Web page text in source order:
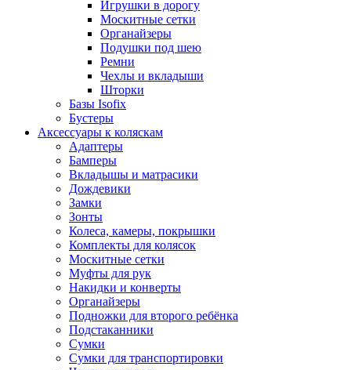
Игрушки в дорогу
Москитные сетки
Органайзеры
Подушки под шею
Ремни
Чехлы и вкладыши
Шторки
Базы Isofix
Бустеры
Аксессуары к коляскам
Адаптеры
Бамперы
Вкладышы и матрасики
Дождевики
Замки
Зонты
Колеса, камеры, покрышки
Комплекты для колясок
Москитные сетки
Муфты для рук
Накидки и конверты
Органайзеры
Подножки для второго ребёнка
Подстаканники
Сумки
Сумки для транспортировки